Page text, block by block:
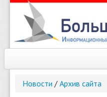
Новости / Архив сайта